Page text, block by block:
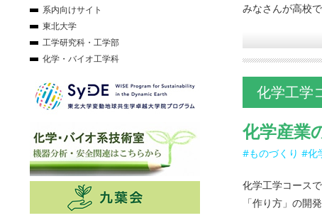
みなさんが高校
化学工学
化学産業
#ものづくり #化
化学工学コース
「作り方」の開
系内向けサイト
東北大学
工学研究科・工学部
化学・バイオ工学科